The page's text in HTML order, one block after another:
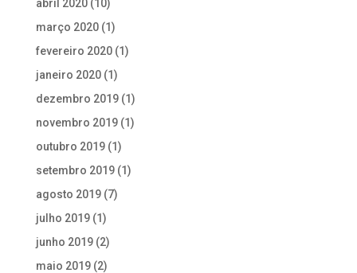
abril 2020(10)
março 2020(1)
fevereiro 2020(1)
janeiro 2020(1)
dezembro 2019(1)
novembro 2019(1)
outubro 2019(1)
setembro 2019(1)
agosto 2019(7)
julho 2019(1)
junho 2019(2)
maio 2019(2)